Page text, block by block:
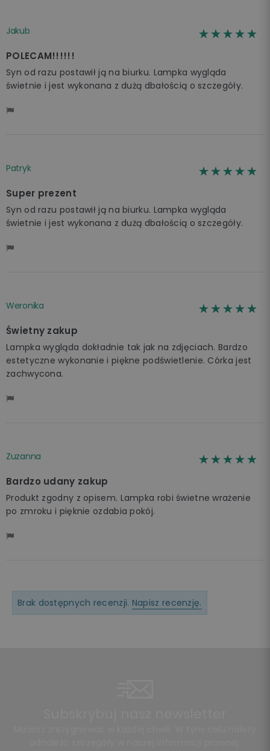
Jakub ☆☆☆☆☆
★★★★★
POLECAM!!!!!!
Syn od razu postawił ją na biurku. Lampka wygląda
świetnie i jest wykonana z dużą dbałością o szczegóły.
Patryk ☆☆☆☆☆
★★★★★
Super prezent
Syn od razu postawił ją na biurku. Lampka wygląda
świetnie i jest wykonana z dużą dbałością o szczegóły.
Weronika ☆☆☆☆☆
★★★★★
Świetny zakup
Lampka wygląda dokładnie tak jak na zdjęciach. Bardzo
estetyczne wykonanie i piękne podświetlenie. Córka jest
zachwycona.
Zuzanna ☆☆☆☆☆
★★★★★
Bardzo udany zakup
Produkt zgodny z opisem. Lampka robi świetne wrażenie
po zmroku i pięknie ozdabia pokój.
Brak dostępnych recenzji. Napisz recenzję.